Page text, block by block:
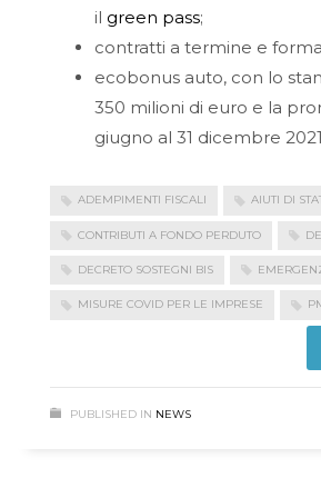
il green pass;
contratti a termine e
ecobonus auto, con lo
350 milioni di euro e la
giugno al 31 dicembre
ADEMPIMENTI FISCALI AIUTI DI
CONTRIBUTI A FONDO PERDUTO
DECRETO SOSTEGNI BIS
MISURE COVID PER LE IMPRESE
PUBLISHED IN NEWS